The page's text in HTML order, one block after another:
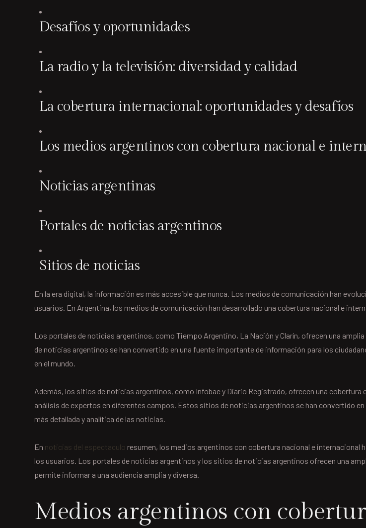
Desafíos y oportunidades
La radio y la televisión: diversidad y calidad
La cobertura internacional: oportunidades y desafíos
Los medios argentinos con cobertura nacional e
Noticias argentinas
Portales de noticias argentinos
Sitios de noticias
En la era digital, la información es más accesible que nunca. Los medios de comunicación han
usuarios. En Argentina, los medios de comunicación han desarrollado una cobertura nacional e
Los portales de noticias argentinos, como Tiempo Argentino, La Nación y Clarín, ofrecen una
de noticias argentinos se han convertido en una fuente importante de información para los
en el mundo.
Además, los sitios de noticias argentinos, como Infobae y Diario Registrado, ofrecen una
análisis de expertos en diferentes campos. Estos sitios de noticias argentinos se han convertido
más detallada y analítica de las noticias.
En noticias del espectaculo resumen, los medios argentinos con cobertura nacional e internacional
los usuarios. Los portales de noticias argentinos y los sitios de noticias argentinos ofrecen una
permite informar a una audiencia amplia y diversa.
Medios argentinos con